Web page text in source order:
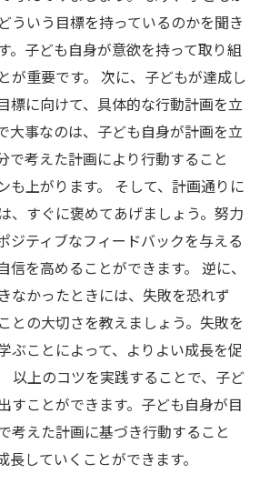
ういう目標を持っているのかを聞き
。子ども自身が意欲を持って取り組
が重要です。 次に、子どもが達成し
標に向けて、具体的な行動計画を立
大事なのは、子ども自身が計画を立
で考えた計画により行動すること
も上がります。 そして、計画通りに
、すぐに褒めてあげましょう。努力
ジティブなフィードバックを与える
信を高めることができます。 逆に、
なかったときには、失敗を恐れず
との大切さを教えましょう。失敗を
ぶことによって、よりよい成長を促
以上のコツを実践することで、子ど
すことができます。子ども自身が目
考えた計画に基づき行動すること
長していくことができます。